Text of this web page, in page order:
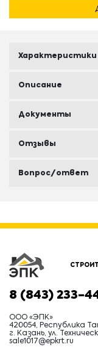
Характеристики
Описание
Документы
Отзывы
Вопрос/ответ
8 (843) 233-
ООО «ЭПК»
420054, Республика
г. Казань, ул.
sale1017@epkrt.ru